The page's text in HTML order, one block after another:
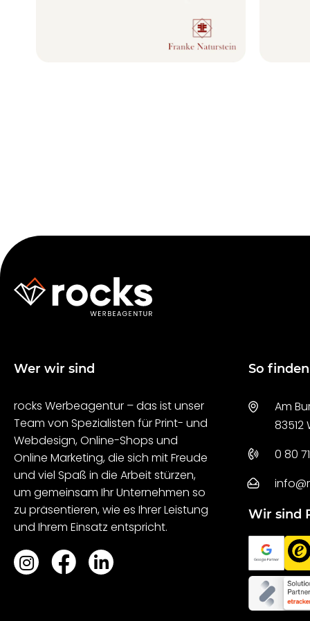
Wer wir sind
rocks Werbeagentur – das ist unser
Team von Spezialisten für Print- und
Webdesign, Online-Shops und
Online Marketing, die sich mit Freude
und viel Spaß in die Arbeit stürzen,
um gemeinsam Ihr Unternehmen so
zu präsentieren, wie es Ihrer Leistung
und Ihrem Einsatz entspricht.
So
Am
0 80
Wir sind